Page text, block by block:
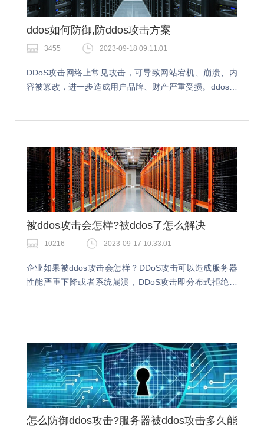
ddos如何防御,防ddos攻击方案
3455 2023-09-18 09:11:01
DDoS攻击网络上常见攻击，可导致网站宕机、崩溃、内
容被篡改，进一步造成用户品牌、财产严重受损。ddos如
被ddos攻击会怎样?被ddos了怎么解决
10216 2023-09-17 10:33:01
企业如果被ddos攻击会怎样？DDoS攻击可以造成服务器
性能严重下降或者系统崩溃，DDoS攻击即分布式拒绝服
怎么防御ddos攻击?服务器被ddos攻击多久能